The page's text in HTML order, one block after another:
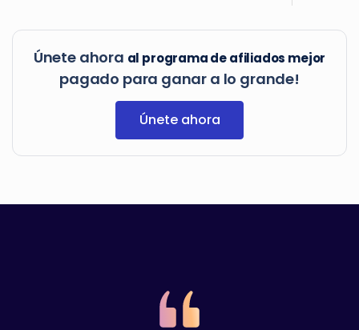
Únete ahora al programa de afiliados mejor
pagado para ganar a lo grande!
Únete ahora